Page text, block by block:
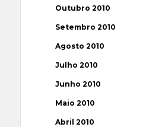
Outubro 2010
Setembro 2010
Agosto 2010
Julho 2010
Junho 2010
Maio 2010
Abril 2010